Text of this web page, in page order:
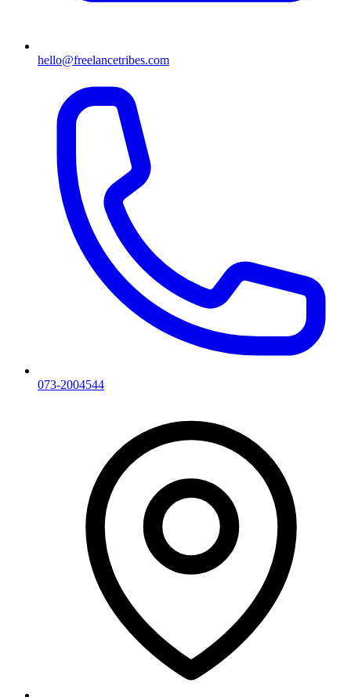
hello@freelancetribes.com
073-2004544